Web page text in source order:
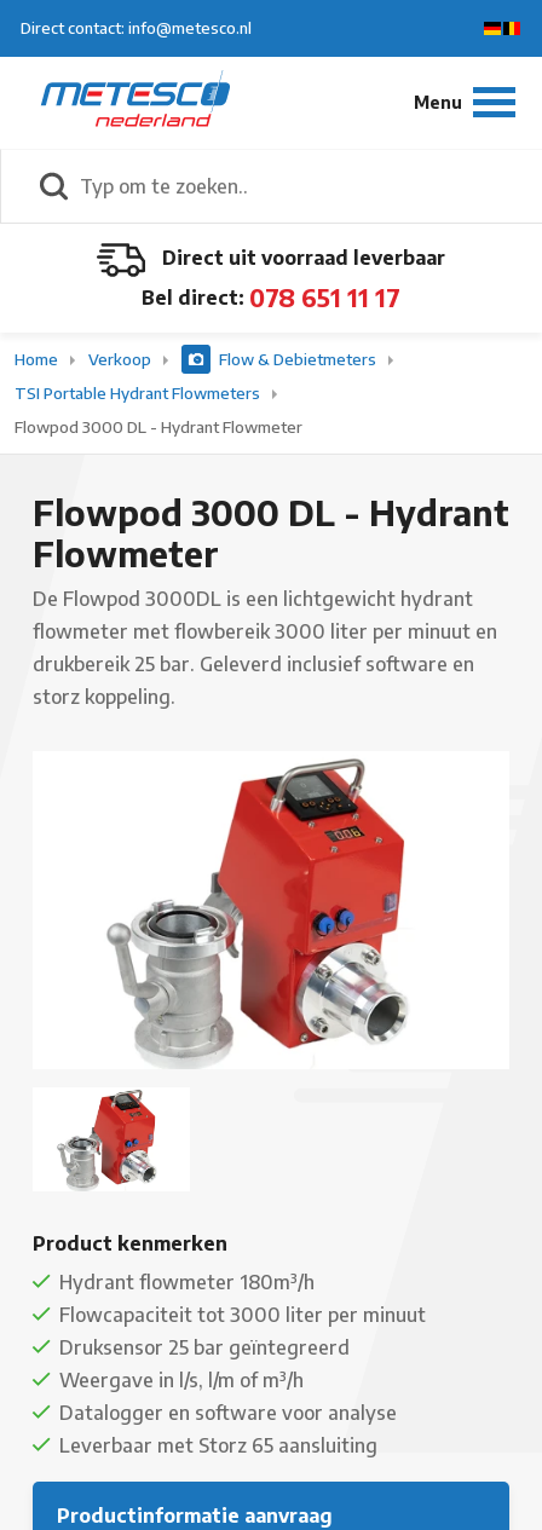
Direct contact: info@metesco.nl
Direct uit voorraad leverbaar
Bel direct: 078 651 11 17
Home Verkoop
Flow & Debietmeters
TSI Portable Hydrant Flowmeters
Flowpod 3000 DL - Hydrant Flowmeter
Flowpod 3000 DL - Hydrant
Flowmeter
De Flowpod 3000DL is een lichtgewicht hydrant
flowmeter met flowbereik 3000 liter per minuut en
drukbereik 25 bar. Geleverd inclusief software en
storz koppeling.
Product kenmerken
Hydrant flowmeter 180m³/h
Flowcapaciteit tot 3000 liter per minuut
Druksensor 25 bar geïntegreerd
Weergave in l/s, l/m of m³/h
Datalogger en software voor analyse
Leverbaar met Storz 65 aansluiting
Productinformatie aanvraag